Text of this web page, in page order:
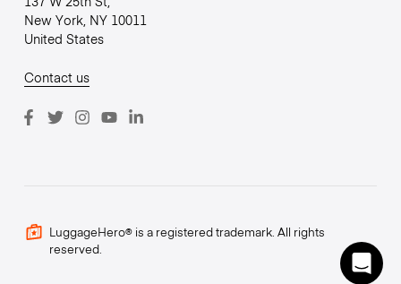
New York, NY 10011
United States
Contact us
LuggageHero® is a registered trademark. All rights
reserved.